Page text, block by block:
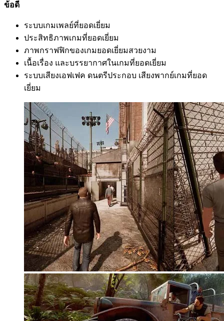
ข้อดี
ระบบเกมเพลย์ที่ยอดเยี่ยม
ประสิทธิภาพเกมที่ยอดเยี่ยม
ภาพกราฟฟิกของเกมยอดเยี่ยมสวยงาม
เนื้อเรื่อง และบรรยากาศในเกมที่ยอดเยี่ยม
ระบบเสียงเอฟเฟค ดนตรีประกอบ เสียงพากย์เกมที่ยอด
เยี่ยม